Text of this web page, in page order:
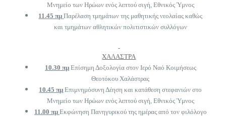
Μνημείο των Ηρώων ενός λεπτού σιγή, Εθνικός Ύμνος
11.45 πμ Παρέλαση τμημάτων της μαθητικής νεολαίας καθώς
και τμημάτων αθλητικών πολιτιστικών συλλόγων
ΧΑΛΑΣΤΡΑ
10.30 πμΕπίσημη Δοξολογία στον Ιερό Ναό Κοιμήσεως
Θεοτόκου Χαλάστρας
10.45 πμ Επιμνημόσυνη Δέηση και κατάθεση στεφανιών στο
Μνημείο των Ηρώων ενός λεπτού σιγή, Εθνικός Ύμνος
11.00 πμ Εκφώνηση Πανηγυρικού της ημέρας από τον φιλόλογο